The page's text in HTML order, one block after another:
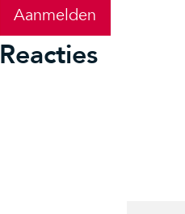
Aanmelden
Reacties